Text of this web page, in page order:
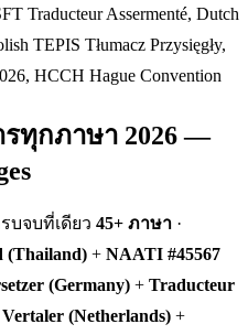
Traducteur Assermenté, Dutch
TEPIS Tłumacz Przysięgły,
HCCH Hague Convention
รทุกภาษา 2026 —
บจบที่เดียว 45+ ภาษา ·
(Thailand) + NAATI #45567
(Germany) + Traducteur
(Netherlands) +